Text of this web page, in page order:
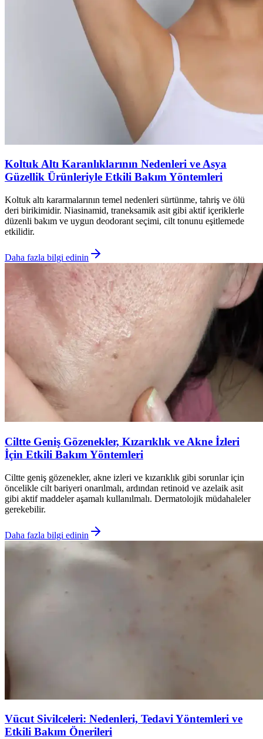
Koltuk Altı Karanlıklarının Nedenleri ve Asya
Güzellik Ürünleriyle Etkili Bakım Yöntemleri
Koltuk altı kararmalarının temel nedenleri sürtünme, tahriş ve ölü
deri birikimidir. Niasinamid, traneksamik asit gibi aktif içeriklerle
düzenli bakım ve uygun deodorant seçimi, cilt tonunu eşitlemede
etkilidir.
Daha fazla bilgi edinin
Ciltte Geniş Gözenekler, Kızarıklık ve Akne İzleri
İçin Etkili Bakım Yöntemleri
Ciltte geniş gözenekler, akne izleri ve kızarıklık gibi sorunlar için
öncelikle cilt bariyeri onarılmalı, ardından retinoid ve azelaik asit
gibi aktif maddeler aşamalı kullanılmalı. Dermatolojik müdahaleler
gerekebilir.
Daha fazla bilgi edinin
Vücut Sivilceleri: Nedenleri, Tedavi Yöntemleri ve
Etkili Bakım Önerileri